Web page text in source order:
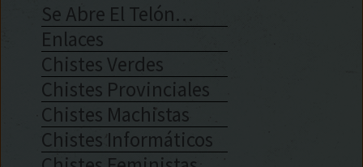
Se Abre El Telón…
Enlaces
Chistes Verdes
Chistes Provinciales
Chistes Machistas
Chistes Informáticos